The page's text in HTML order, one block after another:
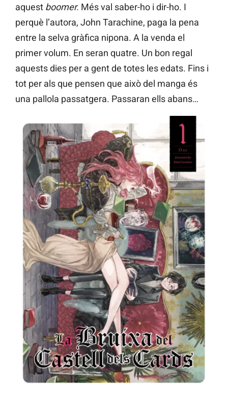
aquest boomer. Més val saber-ho i dir-ho. I
perquè l’autora, John Tarachine, paga la pena
entre la selva gràfica nipona. A la venda el
primer volum. En seran quatre. Un bon regal
aquests dies per a gent de totes les edats. Fins i
tot per als que pensen que això del manga és
una pallola passatgera. Passaran ells abans…